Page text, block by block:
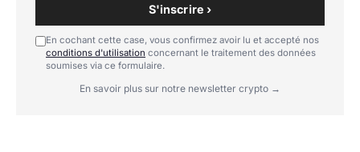
S'inscrire ›
En cochant cette case, vous confirmez avoir lu et accepté nos
conditions d'utilisation concernant le traitement des données
soumises via ce formulaire.
En savoir plus sur notre newsletter crypto →